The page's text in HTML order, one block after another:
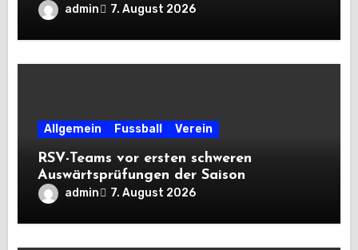
admin 7. August 2026
Allgemein Fussball Verein
RSV-Teams vor ersten schweren
Auswärtsprüfungen der Saison
admin 7. August 2026